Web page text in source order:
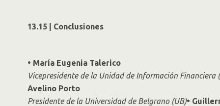
13.15 | Conclusiones
• María Eugenia Talerico
Vicepresidente de la Unidad de Información Financiera
Avelino Porto
Presidente de la Universidad de Belgrano (UB)•